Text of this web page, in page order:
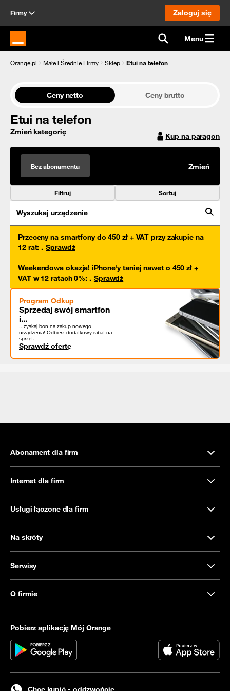
Firmy Zaloguj się
Strona główna Orange.pl Menu
Orange.pl Małe i Średnie Firmy Sklep Etui na telefon
Ceny netto Ceny brutto
Etui na telefon
Zmień kategorię Kup na paragon
Bez abonamentu Zmień
Filtruj Sortuj
Wyszukaj urządzenie
Przeceny na smartfony do 450 zł + VAT przy zakupie na
12 rat: . Sprawdź
Weekendowa okazja! iPhone'y taniej nawet o 450 zł +
VAT w 12 ratach 0%: . Sprawdź
Program Odkup
Sprzedaj swój smartfon
i...
...zyskaj bon na zakup nowego
urządzenia! Odbierz dodatkowy rabat na
sprzęt.
Sprawdź ofertę
Abonament dla firm
Internet dla firm
Usługi łączone dla firm
Na skróty
Serwisy
O firmie
Pobierz aplikację Mój Orange